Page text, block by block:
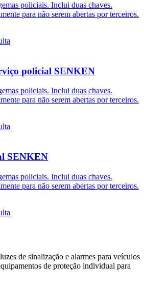
policiais. Inclui duas chaves.
para não serem abertas por terceiros.
policial SENKEN
policiais. Inclui duas chaves.
para não serem abertas por terceiros.
SENKEN
policiais. Inclui duas chaves.
para não serem abertas por terceiros.
de sinalização e alarmes para veículos
de proteção individual para